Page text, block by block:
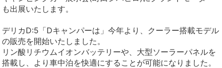
も出展いたします。
デリカD:5「Dキャンパーは」今年より、クーラー搭載モデル
の販売を開始いたしました。
リン酸リチウムイオンバッテリーや、大型ソーラーパネルを
搭載し、より車中泊を快適にすることが可能になりました。